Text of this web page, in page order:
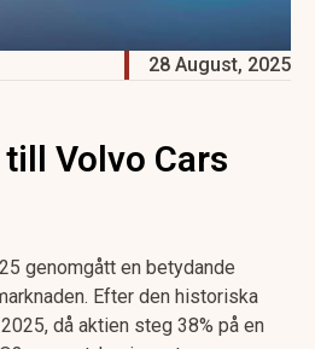
28 August, 2025
Volvo Cars
genomgått en betydande
Efter den historiska
då aktien steg 38% på en